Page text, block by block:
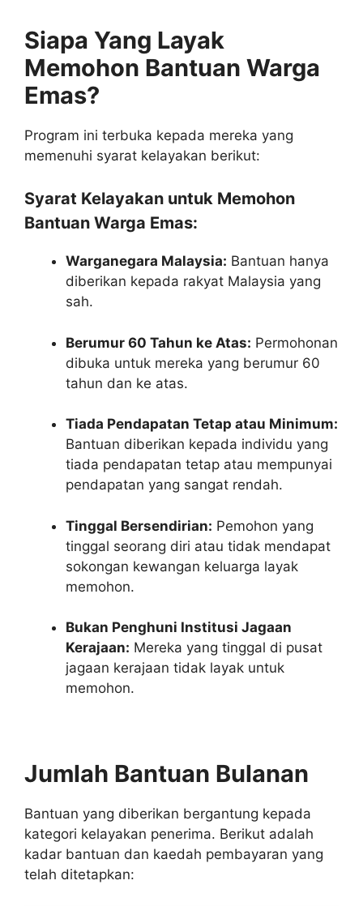
Siapa Yang Layak
Memohon Bantuan Warga
Emas?
Program ini terbuka kepada mereka yang
memenuhi syarat kelayakan berikut:
Syarat Kelayakan untuk Memohon
Bantuan Warga Emas:
Warganegara Malaysia: Bantuan hanya
diberikan kepada rakyat Malaysia yang
sah.
Berumur 60 Tahun ke Atas: Permohonan
dibuka untuk mereka yang berumur 60
tahun dan ke atas.
Tiada Pendapatan Tetap atau Minimum:
Bantuan diberikan kepada individu yang
tiada pendapatan tetap atau mempunyai
pendapatan yang sangat rendah.
Tinggal Bersendirian: Pemohon yang
tinggal seorang diri atau tidak mendapat
sokongan kewangan keluarga layak
memohon.
Bukan Penghuni Institusi Jagaan
Kerajaan: Mereka yang tinggal di pusat
jagaan kerajaan tidak layak untuk
memohon.
Jumlah Bantuan Bulanan
Bantuan yang diberikan bergantung kepada
kategori kelayakan penerima. Berikut adalah
kadar bantuan dan kaedah pembayaran yang
telah ditetapkan: